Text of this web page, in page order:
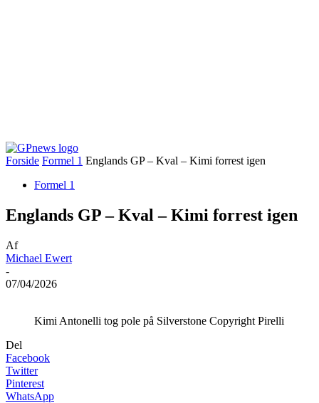
Forside Formel 1 Englands GP – Kval – Kimi forrest igen
Formel 1
Englands GP – Kval – Kimi forrest igen
Af
Michael Ewert
-
07/04/2026
Kimi Antonelli tog pole på Silverstone Copyright Pirelli
Del
Facebook
Twitter
Pinterest
WhatsApp